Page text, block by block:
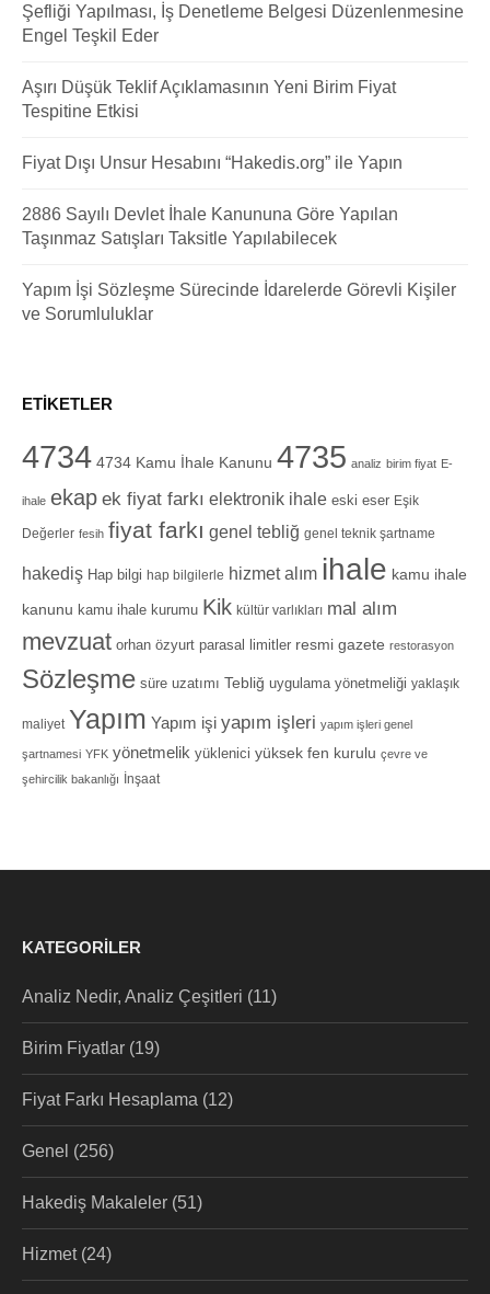
Şefliği Yapılması, İş Denetleme Belgesi Düzenlenmesine
Engel Teşkil Eder
Aşırı Düşük Teklif Açıklamasının Yeni Birim Fiyat
Tespitine Etkisi
Fiyat Dışı Unsur Hesabını “Hakedis.org” ile Yapın
2886 Sayılı Devlet İhale Kanununa Göre Yapılan
Taşınmaz Satışları Taksitle Yapılabilecek
Yapım İşi Sözleşme Sürecinde İdarelerde Görevli Kişiler
ve Sorumluluklar
ETIKETLER
4734 4734 Kamu İhale Kanunu 4735 analiz birim fiyat E-
ihale ekap ek fiyat farkı elektronik ihale eski eser Eşik
Değerler fesih fiyat farkı genel tebliğ genel teknik şartname
hakediş Hap bilgi hap bilgilerle hizmet alım ihale kamu ihale
kanunu kamu ihale kurumu Kik kültür varlıkları mal alım
mevzuat orhan özyurt parasal limitler resmi gazete restorasyon
Sözleşme süre uzatımı Tebliğ uygulama yönetmeliği yaklaşık
maliyet Yapım Yapım işi yapım işleri yapım işleri genel
şartnamesi YFK yönetmelik yüklenici yüksek fen kurulu çevre ve
şehircilik bakanlığı İnşaat
KATEGORILER
Analiz Nedir, Analiz Çeşitleri (11)
Birim Fiyatlar (19)
Fiyat Farkı Hesaplama (12)
Genel (256)
Hakediş Makaleler (51)
Hizmet(24)